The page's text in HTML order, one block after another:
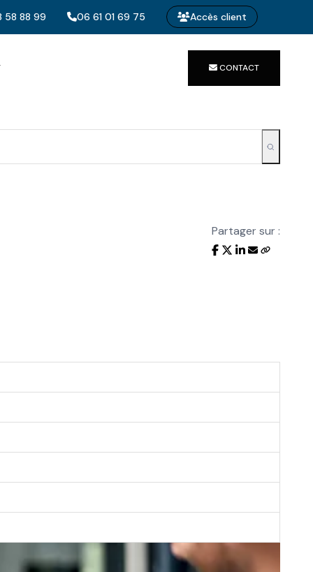
58 88 99 06 61 01 69 75 Accès client
CONTACT
Partager sur :